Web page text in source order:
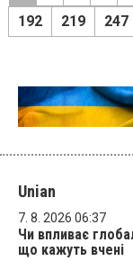
192
219 247
Unian
7. 8. 2026 06:37
Чи впливає
що кажуть вчені